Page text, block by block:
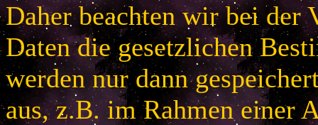
Daher beachten wir bei der
Daten die gesetzlichen
werden nur dann
aus, z.B. im Rahmen einer